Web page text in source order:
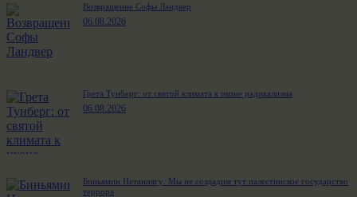
Возвращение Софы Ландвер
06.08.2026
Грета Тунберг: от святой климата к иконе радикализма
06.08.2026
Биньямин Нетаниягу: Мы не создадим тут палестинское государство
террора